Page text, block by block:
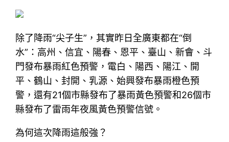
除了降雨“尖子生”，其實昨日全廣東都在“倒
水”：高州、信宜、陽春、恩平、臺山、新會、斗
門發布暴雨紅色預警，電白、陽西、陽江、開
平、鶴山、封開、乳源、始興發布暴雨橙色預
警，還有21個市縣發布了暴雨黃色預警和26個市
縣發布了雷雨年夜風黃色預警信號。
為何這次降雨這般強？